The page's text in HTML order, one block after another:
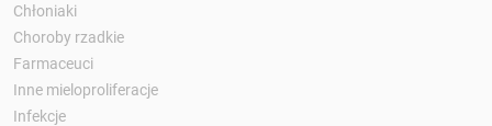
Chłoniaki
Choroby rzadkie
Farmaceuci
Inne mieloproliferacje
Infekcje